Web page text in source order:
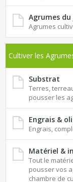
Agrumes du
Agrumes
Cultiver les
Substrat
Terres,
pousser les
Engrais &
Engrais,
Matériel &
Tout le
pousser vos
chambre de